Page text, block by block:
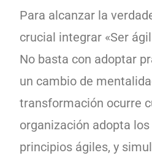
Para alcanzar la
crucial integrar «Ser
No basta con adoptar
un cambio de
transformación ocurre
organización adopta
principios ágiles, y